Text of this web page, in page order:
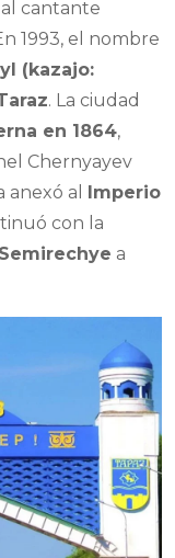
cantante
1993, el nombre
(kazajo:
. La ciudad
en 1864,
Chernyayev
anexó al Imperio
con la
a